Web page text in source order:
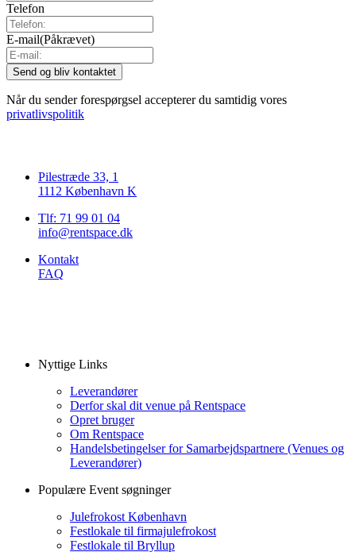
Telefon
E-mail(Påkrævet)
Når du sender forespørgsel accepterer du samtidig vores
privatlivspolitik
Pilestræde 33, 1
1112 København K
Tlf: 71 99 01 04
info@rentspace.dk
Kontakt
FAQ
Nyttige Links
Leverandører
Derfor skal dit venue på Rentspace
Opret bruger
Om Rentspace
Handelsbetingelser for Samarbejdspartnere (Venues og
Leverandører)
Populære Event søgninger
Julefrokost København
Festlokale til firmajulefrokost
Festlokale til Bryllup